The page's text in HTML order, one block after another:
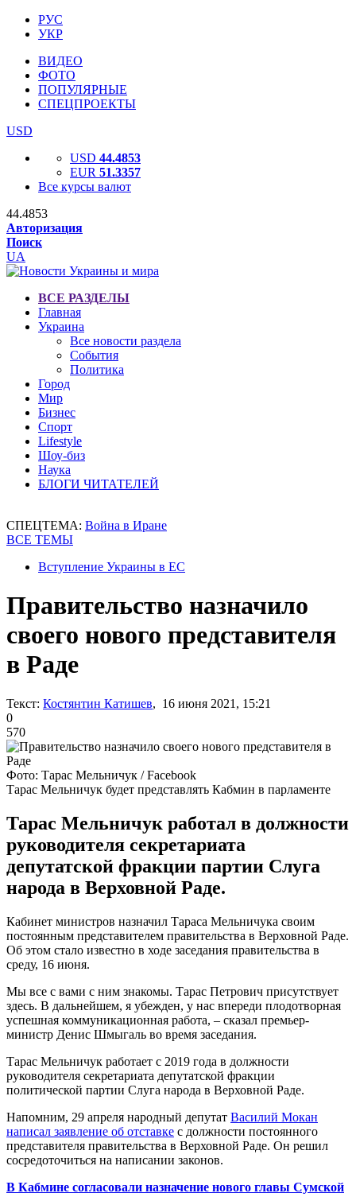
РУС
УКР
ВИДЕО
ФОТО
ПОПУЛЯРНЫЕ
СПЕЦПРОЕКТЫ
USD
USD 44.4853
EUR 51.3357
Все курсы валют
44.4853
Авторизация
Поиск
UA
ВСЕ РАЗДЕЛЫ
Главная
Украина
Все новости раздела
События
Политика
Город
Мир
Бизнес
Спорт
Lifestyle
Шоу-биз
Наука
БЛОГИ ЧИТАТЕЛЕЙ
СПЕЦТЕМА: Война в Иране
ВСЕ ТЕМЫ
Вступление Украины в ЕС
Правительство назначило
своего нового представителя
в Раде
Текст: Костянтин Катишев, 16 июня 2021, 15:21
0
570
Фото: Тарас Мельничук / Facebook
Тарас Мельничук будет представлять Кабмин в парламенте
Тарас Мельничук работал в должности
руководителя секретариата
депутатской фракции партии Слуга
народа в Верховной Раде.
Кабинет министров назначил Тараса Мельничука своим
постоянным представителем правительства в Верховной Раде.
Об этом стало известно в ходе заседания правительства в
среду, 16 июня.
Мы все с вами с ним знакомы. Тарас Петрович присутствует
здесь. В дальнейшем, я убежден, у нас впереди плодотворная
успешная коммуникационная работа, – сказал премьер-
министр Денис Шмыгаль во время заседания.
Тарас Мельничук работает с 2019 года в должности
руководителя секретариата депутатской фракции
политической партии Слуга народа в Верховной Раде.
Напомним, 29 апреля народный депутат Василий Мокан
написал заявление об отставке с должности постоянного
представителя правительства в Верховной Раде. Он решил
сосредоточиться на написании законов.
В Кабмине согласовали назначение нового главы Сумской